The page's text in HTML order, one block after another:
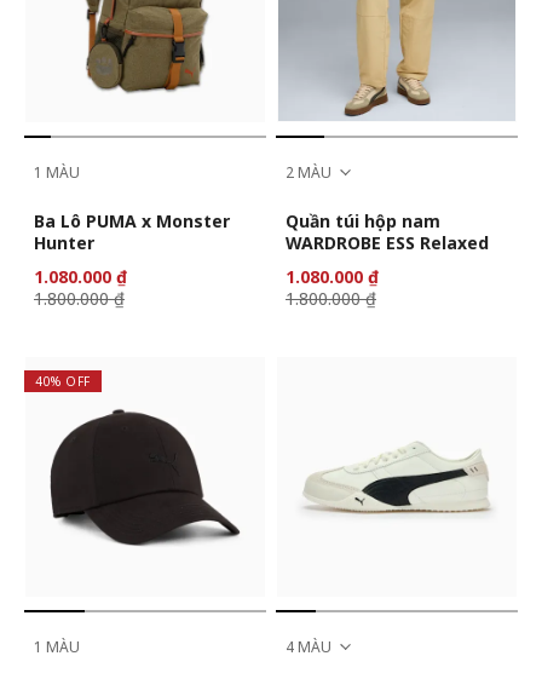
1 MÀU
Ba Lô PUMA x Monster
Hunter
1.080.000 ₫
1.800.000 ₫
2 MÀU
Quần túi hộp nam
WARDROBE ESS Relaxed
1.080.000 ₫
1.800.000 ₫
40% OFF
1 MÀU 4 MÀU